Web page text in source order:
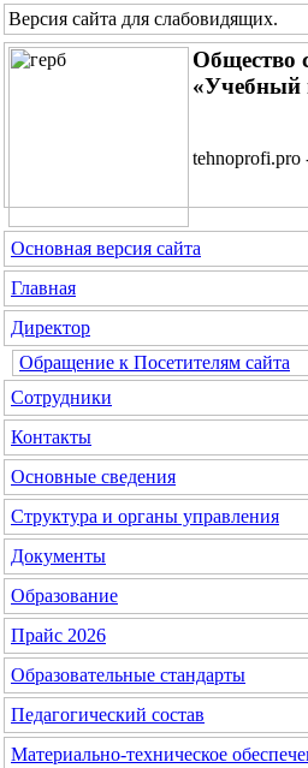
Версия сайта для слабовидящих.
Общество
«Учебный
Основная версия сайта
Главная
Директор
Обращение к Посетителям сайта
Сотрудники
Контакты
Основные сведения
Структура и органы управления
Документы
Образование
Прайс 2026
Образовательные стандарты
Педагогический состав
Материально-техническое